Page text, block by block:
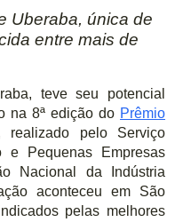
Uberaba, única de
entre mais de
teve seu potencial
na 8ª edição do Prêmio
realizado pelo Serviço
Pequenas Empresas
Nacional da Indústria
aconteceu em São
pelas melhores